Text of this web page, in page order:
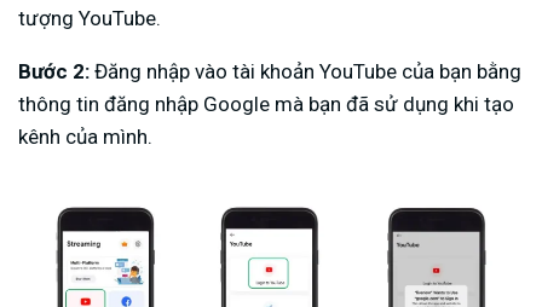
tượng YouTube.
Bước 2: Đăng nhập vào tài khoản YouTube của bạn bằng
thông tin đăng nhập Google mà bạn đã sử dụng khi tạo
kênh của mình.